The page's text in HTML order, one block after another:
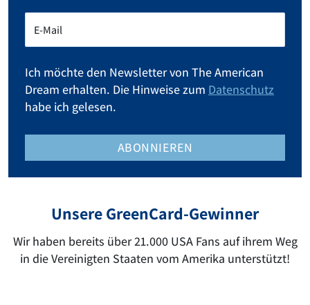
Ich möchte den Newsletter von The American
Dream erhalten. Die Hinweise zum Datenschutz
habe ich gelesen.
ABONNIEREN
Unsere GreenCard-Gewinner
Wir haben bereits über 21.000 USA Fans auf ihrem Weg
in die Vereinigten Staaten vom Amerika unterstützt!